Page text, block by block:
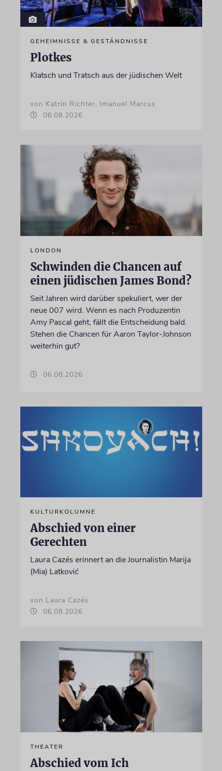
GEHEIMNISSE & GESTÄNDNISSE
Plotkes
Klatsch und Tratsch aus der jüdischen Welt
von Katrin Richter, Imanuel Marcus
06.08.2026
LONDON
Schwinden die Chancen auf
einen jüdischen James Bond?
Seit Jahren wird darüber spekuliert, wer der
neue 007 wird. Wenn es nach Produzentin
Amy Pascal geht, fällt die Entscheidung bald.
Stehen die Chancen für Aaron Taylor-Johnson
weiterhin gut?
06.08.2026
KULTURKOLUMNE
Abschied von einer
Gerechten
Laura Cazés erinnert an die Journalistin Marija
(Mia) Latković
von Laura Cazés
06.08.2026
THEATER
Abschied vom Ich